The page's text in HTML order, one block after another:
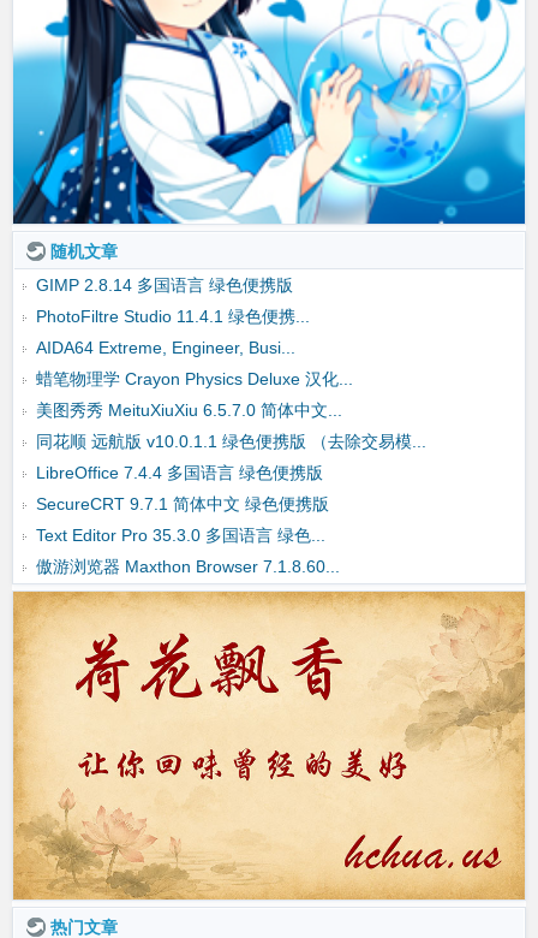
随机文章
GIMP 2.8.14 多国语言 绿色便携版
PhotoFiltre Studio 11.4.1 绿色便携...
AIDA64 Extreme, Engineer, Busi...
蜡笔物理学 Crayon Physics Deluxe 汉化...
美图秀秀 MeituXiuXiu 6.5.7.0 简体中文...
同花顺 远航版 v10.0.1.1 绿色便携版 （去除交易模...
LibreOffice 7.4.4 多国语言 绿色便携版
SecureCRT 9.7.1 简体中文 绿色便携版
Text Editor Pro 35.3.0 多国语言 绿色...
傲游浏览器 Maxthon Browser 7.1.8.60...
热门文章